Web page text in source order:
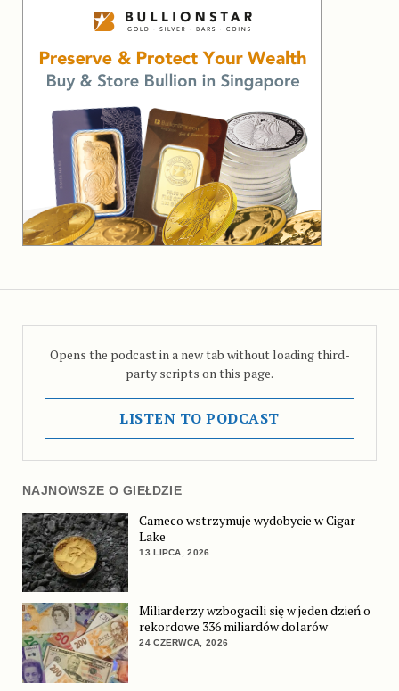
Opens the podcast in a new tab without loading third-
party scripts on this page.
LISTEN TO PODCAST
NAJNOWSZE O GIEŁDZIE
Cameco wstrzymuje wydobycie w Cigar
Lake
13 LIPCA, 2026
Miliarderzy wzbogacili się w jeden dzień o
rekordowe 336 miliardów dolarów
24 CZERWCA, 2026